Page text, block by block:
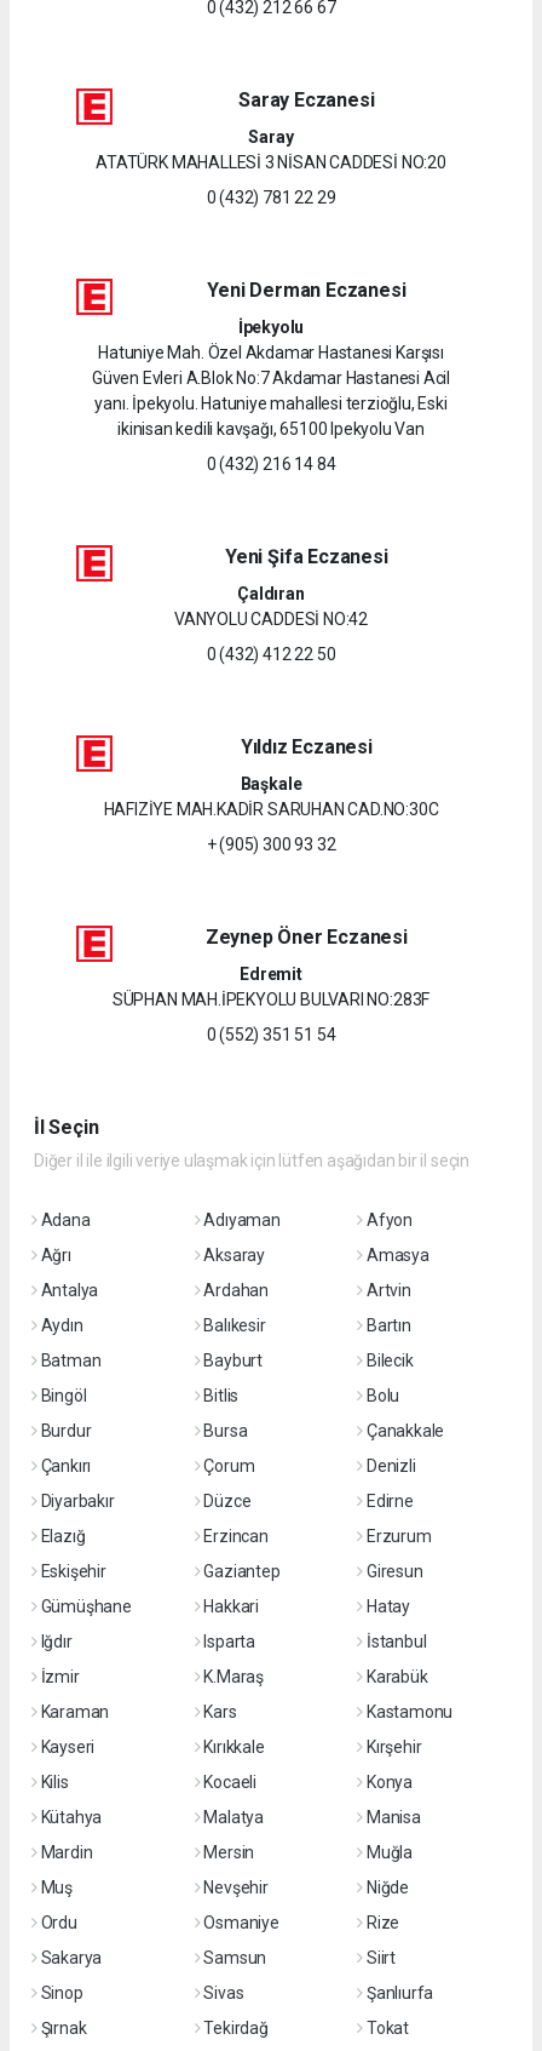
0 (432) 212 66 67
Saray Eczanesi
Saray
ATATÜRK MAHALLESİ 3 NİSAN CADDESİ NO:20
0 (432) 781 22 29
Yeni Derman Eczanesi
İpekyolu
Hatuniye Mah. Özel Akdamar Hastanesi Karşısı
Güven Evleri A.Blok No:7 Akdamar Hastanesi Acil
yanı. İpekyolu. Hatuniye mahallesi terzioğlu, Eski
ikinisan kedili kavşağı, 65100 Ipekyolu Van
0 (432) 216 14 84
Yeni Şifa Eczanesi
Çaldıran
VANYOLU CADDESİ NO:42
0 (432) 412 22 50
Yıldız Eczanesi
Başkale
HAFIZİYE MAH.KADİR SARUHAN CAD.NO:30C
+ (905) 300 93 32
Zeynep Öner Eczanesi
Edremit
SÜPHAN MAH.İPEKYOLU BULVARI NO:283F
0 (552) 351 51 54
İl Seçin
Diğer il ile ilgili veriye ulaşmak için lütfen aşağıdan bir il seçin
Adana Adıyaman
Afyon
Ağrı
Aksaray
Amasya
Antalya
Ardahan
Artvin
Aydın
Balıkesir
Bartın
Batman
Bayburt
Bilecik
Bingöl
Bitlis
Bolu
Burdur
Bursa
Çanakkale
Çankırı
Çorum
Denizli
Diyarbakır
Düzce
Edirne
Elazığ
Erzincan
Erzurum
Eskişehir
Gaziantep
Giresun
Gümüşhane
Hakkari
Hatay
Iğdır
Isparta
İstanbul
İzmir
K.Maraş
Karabük
Karaman
Kars
Kastamonu
Kayseri
Kırıkkale
Kırşehir
Kilis
Kocaeli
Konya
Kütahya
Malatya
Manisa
Mardin
Mersin
Muğla
Muş
Nevşehir
Niğde
Ordu
Osmaniye
Rize
Sakarya
Samsun
Siirt
Sinop
Sivas
Şanlıurfa
Şırnak
Tekirdağ Tokat